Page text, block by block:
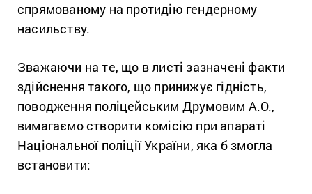
спрямованому на протидію гендерному
насильству.
Зважаючи на те, що в листі зазначені факти
здійснення такого, що принижує гідність,
поводження поліцейським Друмовим А.О.,
вимагаємо створити комісію при апараті
Національної поліції України, яка б змогла
встановити: